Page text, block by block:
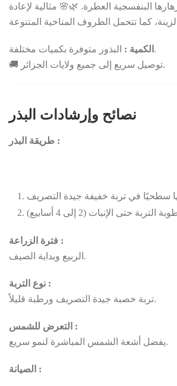
البنفسجية العطرة. 🌿🌸 مثالية لإعادة
الكمية : البذور متوفرة بكميات مختلفة.
🚚 توصيل سريع إلى جميع ولايات الجزائر.
نصائح وإرشادات البذر
طريقة البذر :
فترة الزراعة :
الربيع وبداية الصيف.
نوع التربة :
تربة خصبة جيدة التصريف ورطبة قليلاً.
التعرض للشمس :
يفضل أشعة الشمس المباشرة لنمو سريع.
الصيانة :